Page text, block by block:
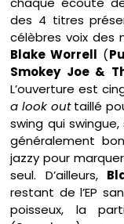
des 4 titres
célèbres voix des
Blake Worrell (
Smokey Joe &
L’ouverture est
a look outtaillé
swing qui
généralement
jazzy pour
seul. D’ailleurs,
restant de l’EP
poisseux, la